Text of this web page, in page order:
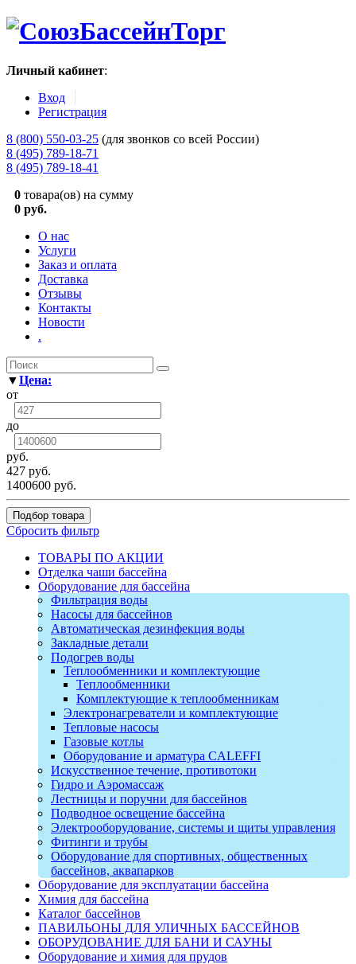
Личный кабинет:
Вход
Регистрация
8 (800) 550-03-25 (для звонков со всей России)
8 (495) 789-18-71
8 (495) 789-18-41
0 товара(ов) на сумму
0 руб.
О нас
Услуги
Заказ и оплата
Доставка
Отзывы
Контакты
Новости
.
▼Цена:
от
до
руб.
427 руб.
1400600 руб.
Подбор товара
Сбросить фильтр
ТОВАРЫ ПО АКЦИИ
Отделка чаши бассейна
Оборудование для бассейна
Фильтрация воды
Насосы для бассейнов
Автоматическая дезинфекция воды
Закладные детали
Подогрев воды
Теплообменники и комплектующие
Теплообменники
Комплектующие к теплообменникам
Электронагреватели и комплектующие
Тепловые насосы
Газовые котлы
Оборудование и арматура CALEFFI
Искусственное течение, противотоки
Гидро и Аэромассаж
Лестницы и поручни для бассейнов
Подводное освещение бассейна
Электрооборудование, системы и щиты управления
Фитинги и трубы
Оборудование для спортивных, общественных
бассейнов, аквапарков
Оборудование для эксплуатации бассейна
Химия для бассейна
Каталог бассейнов
ПАВИЛЬОНЫ ДЛЯ УЛИЧНЫХ БАССЕЙНОВ
ОБОРУДОВАНИЕ ДЛЯ БАНИ И САУНЫ
Оборудование и химия для прудов